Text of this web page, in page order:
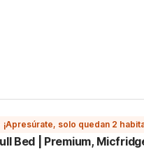
¡Apresúrate, solo quedan 2
Bed | Premium,